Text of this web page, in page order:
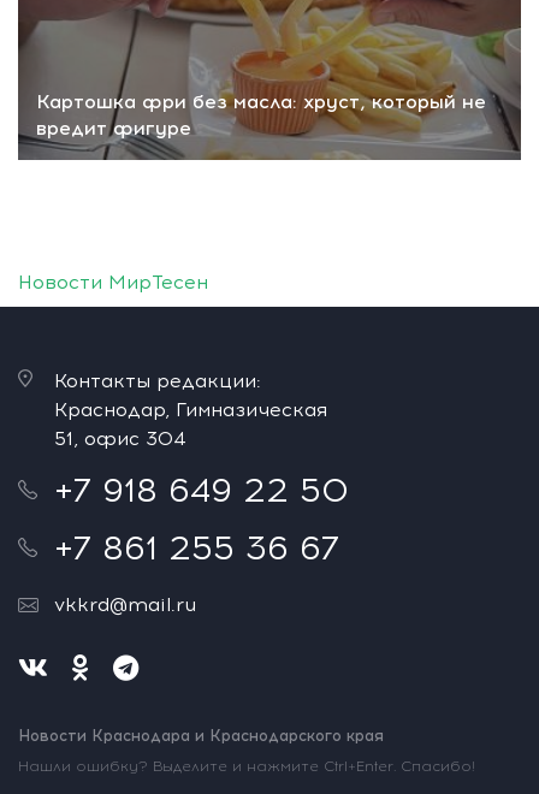
Картошка фри без масла: хруст, который не
вредит фигуре
Новости МирТесен
Контакты редакции:
Краснодар, Гимназическая
51, офис 304
+7 918 649 22 50
+7 861 255 36 67
vkkrd@mail.ru
Новости Краснодара и Краснодарского края
Нашли ошибку? Выделите и нажмите Ctrl+Enter. Спасибо!